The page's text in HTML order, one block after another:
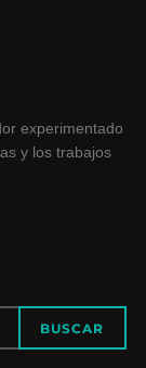
experimentado
y los trabajos
BUSCAR